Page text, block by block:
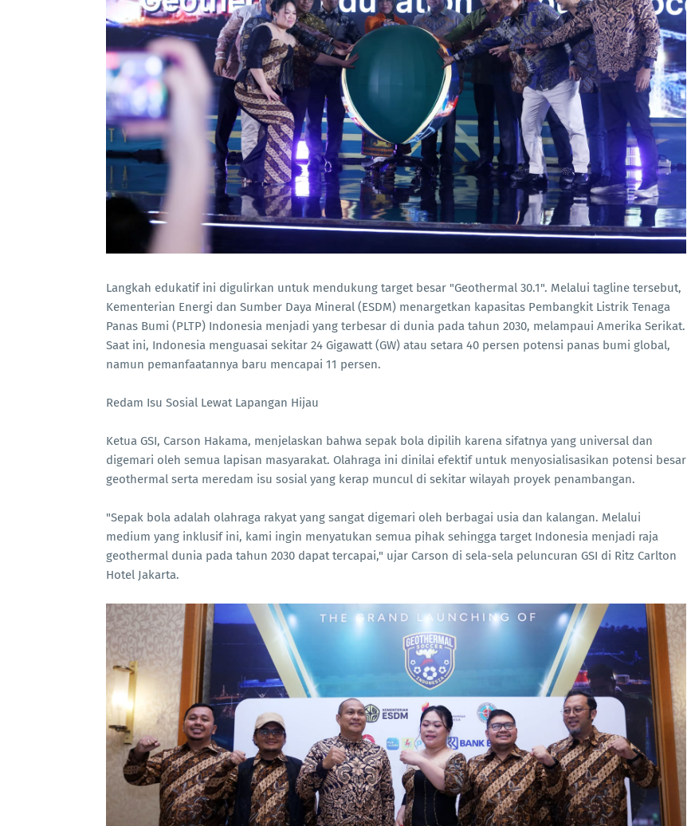
Langkah edukatif ini digulirkan untuk mendukung target besar "Geothermal 30.1". Melalui tagline tersebut,
Kementerian Energi dan Sumber Daya Mineral (ESDM) menargetkan kapasitas Pembangkit Listrik Tenaga
Panas Bumi (PLTP) Indonesia menjadi yang terbesar di dunia pada tahun 2030, melampaui Amerika Serikat.
Saat ini, Indonesia menguasai sekitar 24 Gigawatt (GW) atau setara 40 persen potensi panas bumi global,
namun pemanfaatannya baru mencapai 11 persen.
Redam Isu Sosial Lewat Lapangan Hijau
Ketua GSI, Carson Hakama, menjelaskan bahwa sepak bola dipilih karena sifatnya yang universal dan
digemari oleh semua lapisan masyarakat. Olahraga ini dinilai efektif untuk menyosialisasikan potensi besar
geothermal serta meredam isu sosial yang kerap muncul di sekitar wilayah proyek penambangan.
"Sepak bola adalah olahraga rakyat yang sangat digemari oleh berbagai usia dan kalangan. Melalui
medium yang inklusif ini, kami ingin menyatukan semua pihak sehingga target Indonesia menjadi raja
geothermal dunia pada tahun 2030 dapat tercapai," ujar Carson di sela-sela peluncuran GSI di Ritz Carlton
Hotel Jakarta.